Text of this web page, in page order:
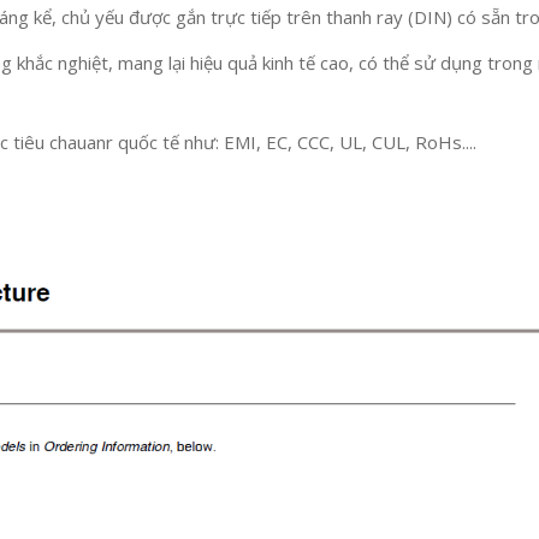
kể, chủ yếu được gắn trực tiếp trên thanh ray (DIN) có sẵn
nghiệt, mang lại hiệu quả kinh tế cao, có thể sử dụng
chauanr quốc tế như: EMI, EC, CCC, UL, CUL, RoHs....